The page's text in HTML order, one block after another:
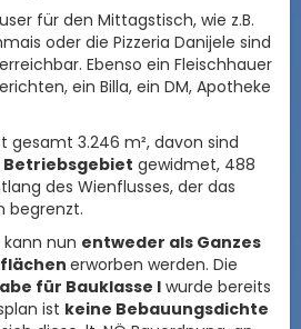
für den Mittagstisch, wie z.B.
oder die Pizzeria Danijele sind
Ebenso ein Fleischhauer
ein Billa, ein DM, Apotheke
gesamt 3.246 m², davon sind
Betriebsgebiet gewidmet, 488
des Wienflusses, der das
begrenzt.
nun entweder als Ganzes
erworben werden. Die
für Bauklasse I wurde bereits
ist keine Bebauungsdichte